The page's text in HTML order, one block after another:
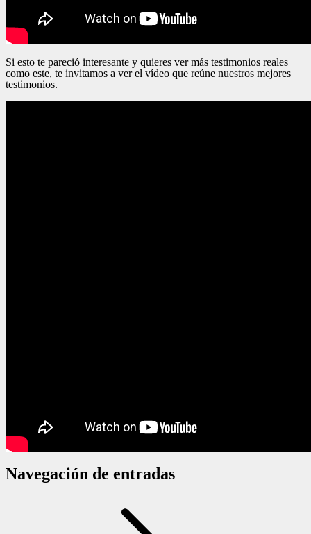
Si esto te pareció interesante y quieres ver más testimonios reales
como este, te invitamos a ver el vídeo que reúne nuestros mejores
testimonios.
Navegación de entradas